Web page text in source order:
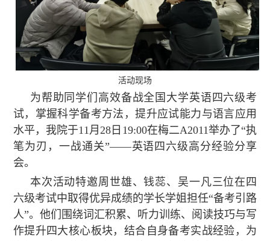
活动现场
为帮助同学们高效备战全国大学英语四六级考
试，掌握科学备考方法，提升应试能力与语言应用
水平，我院于11月28日19:00在梅二A2011举办了“执
笔为刃，一战通关”——英语四六级高分经验分享
会。
本次活动特邀周世雄、钱蕊、吴一凡三位在四
六级考试中取得优异成绩的学长学姐担任“备考引路
人”。他们围绕词汇积累、听力训练、阅读技巧与写
作提升四大核心板块，结合自身备考实战经验，为